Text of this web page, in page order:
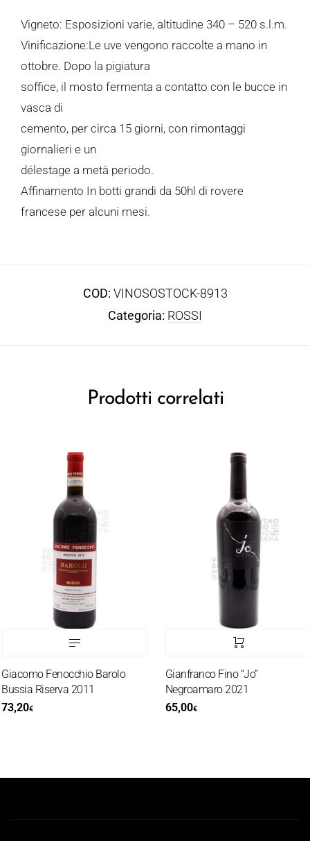
Vigneto: Esposizioni varie, altitudine 340 – 520 s.l.m.
Vinificazione:Le uve vengono raccolte a mano in
ottobre. Dopo la pigiatura
soffice, il mosto fermenta a contatto con le bucce in
vasca di
cemento, per circa 15 giorni, con rimontaggi
giornalieri e un
délestage a metà periodo.
Affinamento In botti grandi da 50hl di rovere
francese per alcuni mesi.
COD: VINOSOSTOCK-8913
Categoria: ROSSI
Prodotti correlati
Fenocchio Barolo
Riserva 2011
€
Gianfranco Fino “Jo”
Negroamaro 2021
65,00€